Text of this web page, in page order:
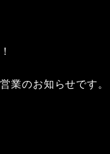
業のお知らせです。